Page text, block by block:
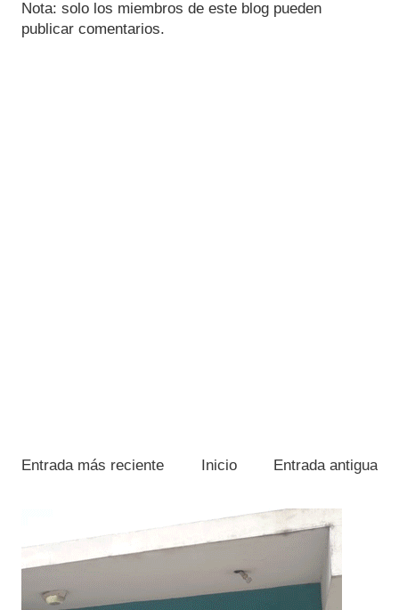
Nota: solo los miembros de este blog pueden
publicar comentarios.
Entrada más reciente Entrada antigua
Inicio